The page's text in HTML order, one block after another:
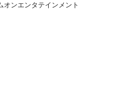
オンエンタテインメント